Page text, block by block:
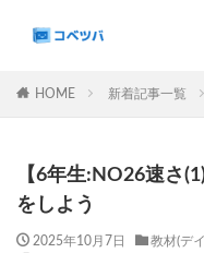
HOME 新着記事一覧
【6年生:NO26速さ
をしよう
2025年10月7日
教材(デ
カテゴリー